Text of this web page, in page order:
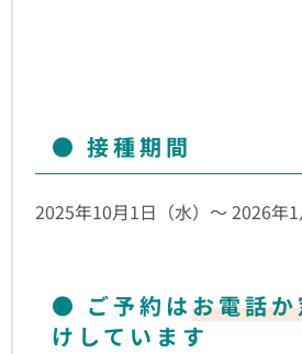
接種期間
2025年10月1日（水）～ 2026年1
ご予約はお電話
けしています